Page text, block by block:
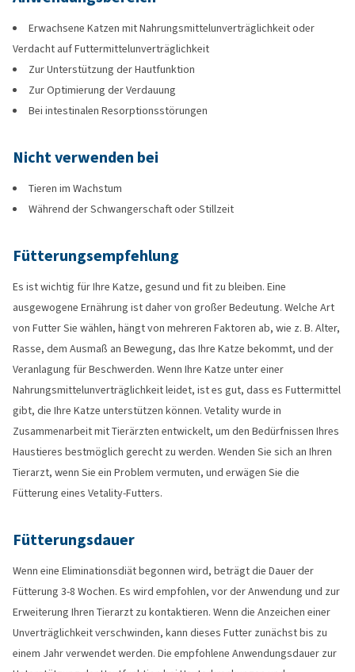
Erwachsene Katzen mit Nahrungsmittelunverträglichkeit oder
Verdacht auf Futtermittelunverträglichkeit
Zur Unterstützung der Hautfunktion
Zur Optimierung der Verdauung
Bei intestinalen Resorptionsstörungen
Nicht verwenden bei
Tieren im Wachstum
Während der Schwangerschaft oder Stillzeit
Fütterungsempfehlung
Es ist wichtig für Ihre Katze, gesund und fit zu bleiben. Eine
ausgewogene Ernährung ist daher von großer Bedeutung. Welche Art
von Futter Sie wählen, hängt von mehreren Faktoren ab, wie z. B. Alter,
Rasse, dem Ausmaß an Bewegung, das Ihre Katze bekommt, und der
Veranlagung für Beschwerden. Wenn Ihre Katze unter einer
Nahrungsmittelunverträglichkeit leidet, ist es gut, dass es Futtermittel
gibt, die Ihre Katze unterstützen können. Vetality wurde in
Zusammenarbeit mit Tierärzten entwickelt, um den Bedürfnissen Ihres
Haustieres bestmöglich gerecht zu werden. Wenden Sie sich an Ihren
Tierarzt, wenn Sie ein Problem vermuten, und erwägen Sie die
Fütterung eines Vetality-Futters.
Fütterungsdauer
Wenn eine Eliminationsdiät begonnen wird, beträgt die Dauer der
Fütterung 3-8 Wochen. Es wird empfohlen, vor der Anwendung und zur
Erweiterung Ihren Tierarzt zu kontaktieren. Wenn die Anzeichen einer
Unverträglichkeit verschwinden, kann dieses Futter zunächst bis zu
einem Jahr verwendet werden. Die empfohlene Anwendungsdauer zur